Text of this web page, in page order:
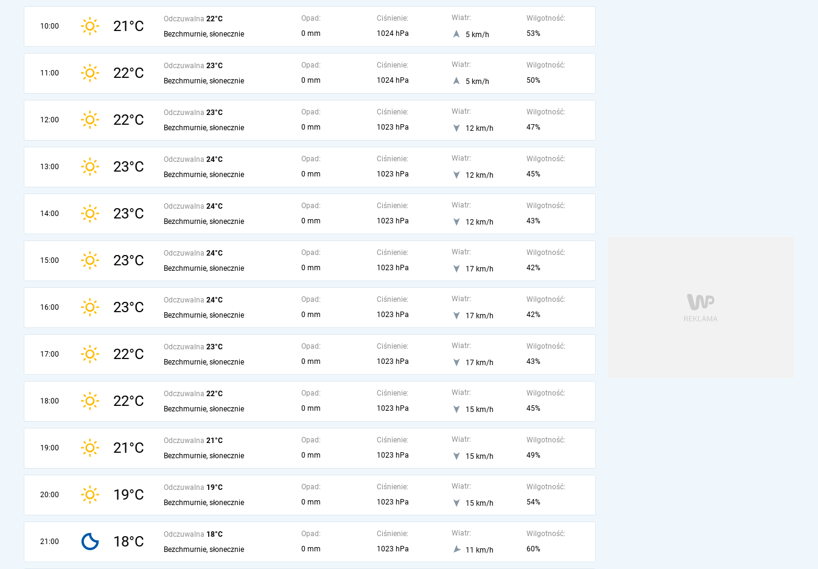
10:00 21°C Odczuwalna 22°C
Bezchmurnie, słonecznie
Opad:
0 mm
Ciśnienie:
1024 hPa
Wiatr:
5 km/h
Wilgotność:
53%
11:00 22°C Odczuwalna 23°C
Bezchmurnie, słonecznie
Opad:
0 mm
Ciśnienie:
1024 hPa
Wiatr:
5 km/h
Wilgotność:
50%
12:00 22°C Odczuwalna 23°C
Bezchmurnie, słonecznie
Opad:
0 mm
Ciśnienie:
1023 hPa
Wiatr:
12 km/h
Wilgotność:
47%
13:00 23°C Odczuwalna 24°C
Bezchmurnie, słonecznie
Opad:
0 mm
Ciśnienie:
1023 hPa
Wiatr:
12 km/h
Wilgotność:
45%
14:00 23°C Odczuwalna 24°C
Bezchmurnie, słonecznie
Opad:
0 mm
Ciśnienie:
1023 hPa
Wiatr:
12 km/h
Wilgotność:
43%
15:00 23°C Odczuwalna 24°C
Bezchmurnie, słonecznie
Opad:
0 mm
Ciśnienie:
1023 hPa
Wiatr:
17 km/h
Wilgotność:
42%
16:00 23°C Odczuwalna 24°C
Bezchmurnie, słonecznie
Opad:
0 mm
Ciśnienie:
1023 hPa
Wiatr:
17 km/h
Wilgotność:
42%
17:00 22°C Odczuwalna 23°C
Bezchmurnie, słonecznie
Opad:
0 mm
Ciśnienie:
1023 hPa
Wiatr:
17 km/h
Wilgotność:
43%
18:00 22°C Odczuwalna 22°C
Bezchmurnie, słonecznie
Opad:
0 mm
Ciśnienie:
1023 hPa
Wiatr:
15 km/h
Wilgotność:
45%
19:00 21°C Odczuwalna 21°C
Bezchmurnie, słonecznie
Opad:
0 mm
Ciśnienie:
1023 hPa
Wiatr:
15 km/h
Wilgotność:
49%
20:00 19°C Odczuwalna 19°C
Bezchmurnie, słonecznie
Opad:
0 mm
Ciśnienie:
1023 hPa
Wiatr:
15 km/h
Wilgotność:
54%
21:00 18°C Odczuwalna 18°C
Bezchmurnie, słonecznie
Opad:
0 mm
Ciśnienie:
1023 hPa
Wiatr:
11 km/h
Wilgotność:
60%